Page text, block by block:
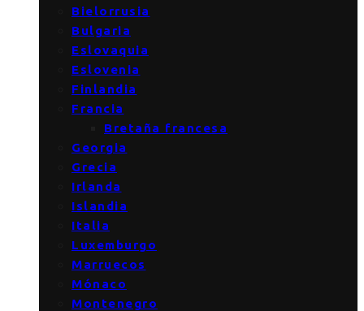
Bielorrusia
Bulgaria
Eslovaquia
Eslovenia
Finlandia
Francia
Bretaña francesa
Georgia
Grecia
Irlanda
Islandia
Italia
Luxemburgo
Marruecos
Mónaco
Montenegro